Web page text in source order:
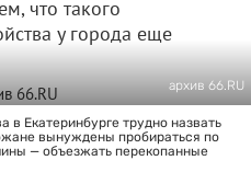
что такого
у города еще
архив 66.RU
в Екатеринбурге трудно назвать
вынуждены пробираться по
— объезжать перекопанные